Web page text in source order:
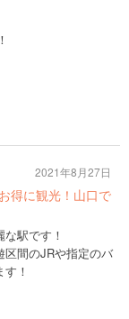
得に観光！山口で
駅です！
区間のJRや指定のバ
！
2021年8月27日